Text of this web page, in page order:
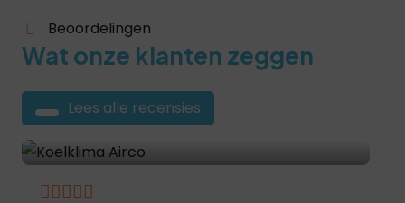
Beoordelingen
Wat onze klanten zeggen
Lees alle recensies